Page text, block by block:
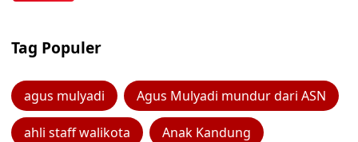
Tag Populer
agus mulyadi Agus Mulyadi mundur dari ASN
ahli staff walikota Anak Kandung